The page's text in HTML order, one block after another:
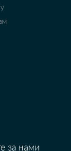
за нами